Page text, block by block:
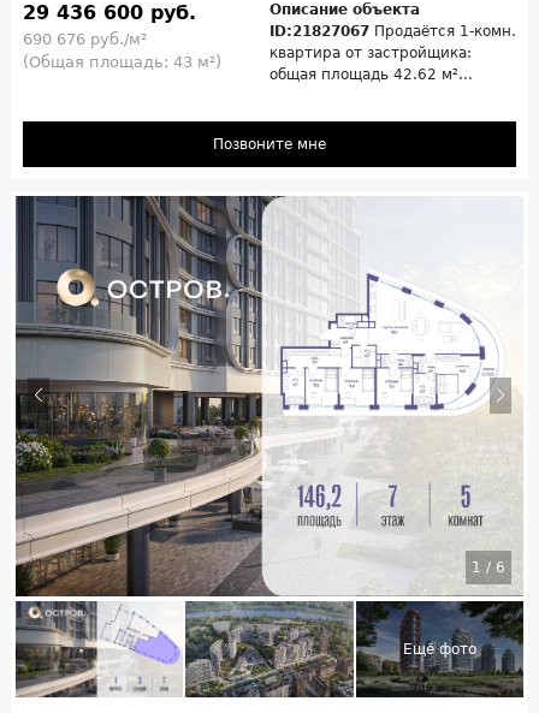
29 436 600 руб.
690 676 руб./м²
(Общая площадь: 43 м²)
Описание объекта
ID:21827067 Продаётся 1-комн.
квартира от застройщика:
общая площадь 42.62 м²...
Позвоните мне
1 / 6